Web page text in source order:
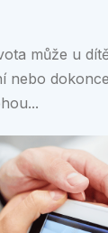
může u
nebo